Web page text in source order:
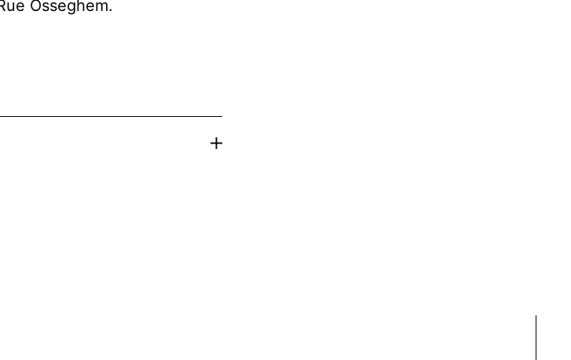
Osseghem.
Expand